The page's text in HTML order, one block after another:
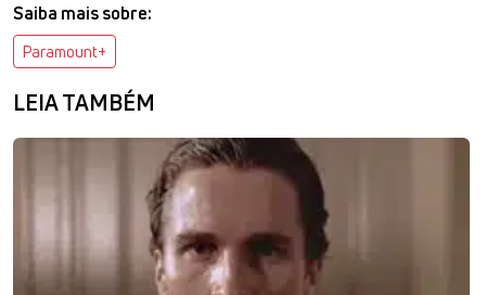
Saiba mais sobre:
Paramount+
LEIA TAMBÉM